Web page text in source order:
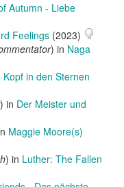
Autumn - Liebe
Feelings (2023)
) in Naga
Kopf in den Sternen
) in Der Meister und
Maggie Moore(s)
) in Luther: The Fallen